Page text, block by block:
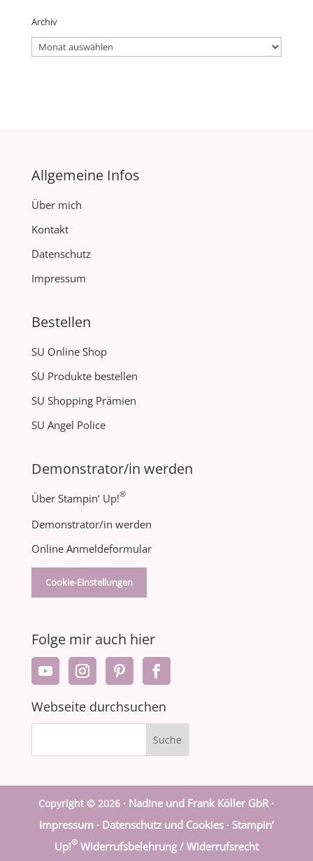
Archiv
Archiv
Allgemeine Infos
Über mich
Kontakt
Datenschutz
Impressum
Bestellen
SU Online Shop
SU Produkte bestellen
SU Shopping Prämien
SU Angel Police
Demonstrator/in werden
Über Stampin‘ Up!®
Demonstrator/in werden
Online Anmeldeformular
Cookie-Einstellungen
Folge mir auch hier
Webseite durchsuchen
Copyright © 2026 · Nadine und Frank Köller GbR ·
Impressum· Datenschutz und Cookies· Stampin‘
Up!®Widerrufsbelehrung / Widerrufsrecht